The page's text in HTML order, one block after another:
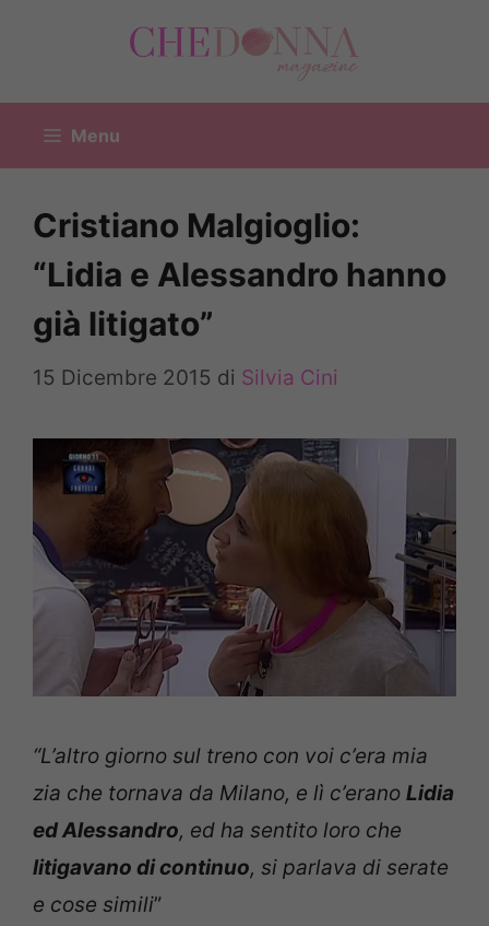
Menu
Cristiano Malgioglio:
“Lidia e Alessandro hanno
già litigato”
15 Dicembre 2015 di Silvia Cini
“L’altro giorno sul treno con voi c’era mia
zia che tornava da Milano, e lì c’erano Lidia
ed Alessandro, ed ha sentito loro che
litigavano di continuo, si parlava di serate
e cose simili”